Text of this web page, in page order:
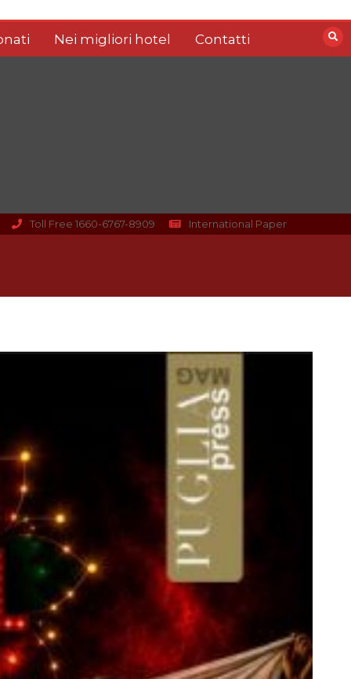
Nei migliori hotel Contatti
Toll Free 1660-6767-8909 International Paper